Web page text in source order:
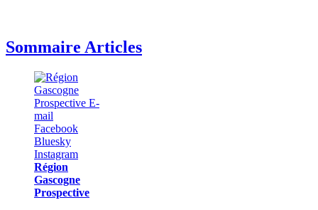
Sommaire Articles
Région
Gascogne
Prospective